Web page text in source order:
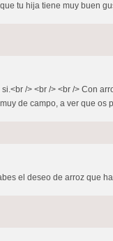
tu hija tiene muy buen
/> <br /> <br /> Con
de campo, a ver que os
el deseo de arroz que